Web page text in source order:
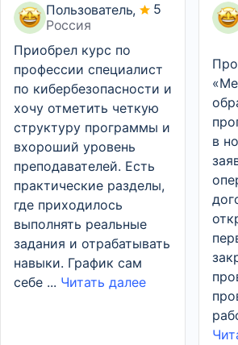
Пользователь,
Россия
5
Приобрел курс по
профессии специалист
по кибербезопасности и
хочу отметить четкую
структуру программы и
вхороший уровень
преподавателей. Есть
практические разделы,
где приходилось
выполнять реальные
задания и отрабатывать
навыки. График сам
себе ... Читать далее
в